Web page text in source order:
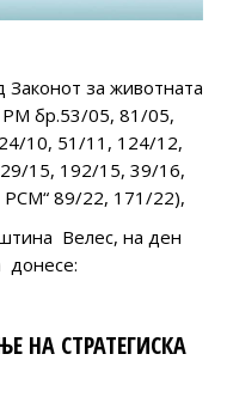
Законот за животната
РМ бр.53/05, 81/05,
10, 51/11, 124/12,
15, 192/15, 39/16,
РСМ“ 89/22, 171/22),
Велес, на ден
донесе:
НА СТРАТЕГИСКА